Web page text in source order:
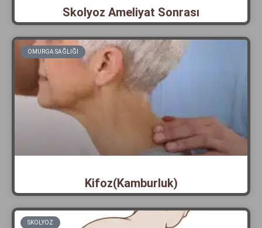
Skolyoz Ameliyat Sonrası
OMURGA SAĞLIĞI
Kifoz(Kamburluk)
SKOLYOZ